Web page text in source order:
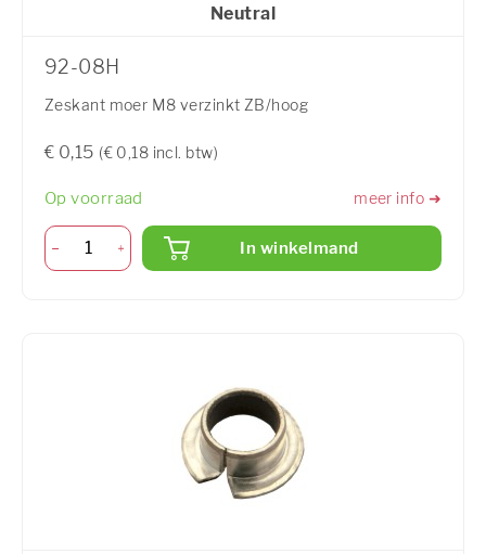
Neutral
92-08H
Zeskant moer M8 verzinkt ZB/hoog
€ 0,15 (€ 0,18 incl. btw)
Op voorraad meer info ➜
In winkelmand